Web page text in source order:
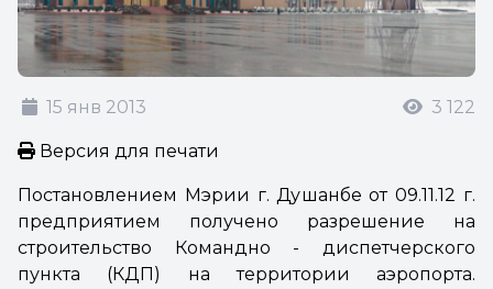
15 янв 2013 3 122
Версия для печати
Постановлением Мэрии г. Душанбе от 09.11.12 г.
предприятием получено разрешение на
строительство Командно - диспетчерского
пункта (КДП) на территории аэропорта.